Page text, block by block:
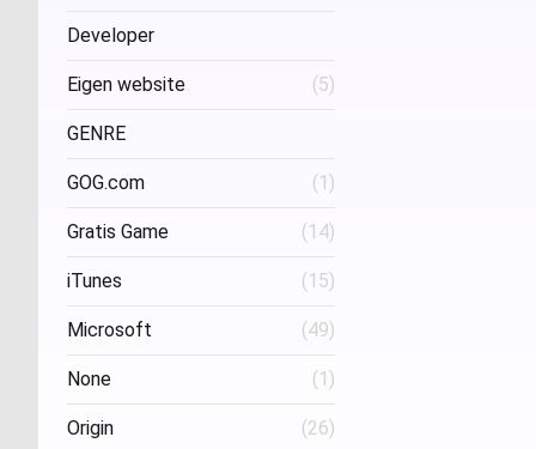
Developer
Project Three Interactive
Stud
Eigen website (5)
GENRE
FPS (1)
GOG.com (1)
Gratis Game (14)
iTunes (15)
Microsoft (49)
None (1)
Origin (26)